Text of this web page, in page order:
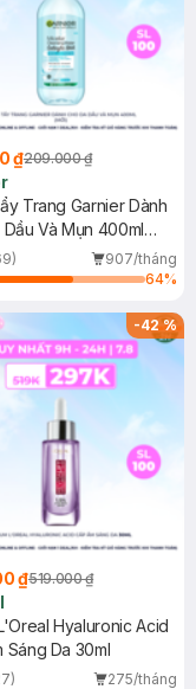
₫209.000 ₫
Trang Garnier Dành
Và Mụn 400ml
907/tháng
64%
-42%
₫519.000 ₫
Hyaluronic Acid
Sáng Da 30ml
275/tháng